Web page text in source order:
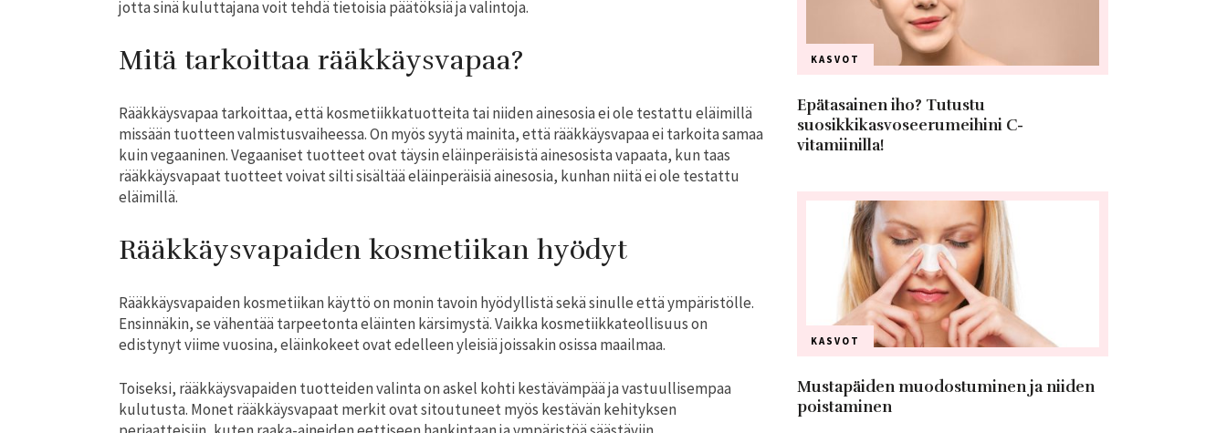
jotta sinä kuluttajana voit tehdä tietoisia päätöksiä ja valintoja.
Mitä tarkoittaa rääkkäysvapaa?
Rääkkäysvapaa tarkoittaa, että kosmetiikkatuotteita tai niiden ainesosia ei ole testattu eläimillä
missään tuotteen valmistusvaiheessa. On myös syytä mainita, että rääkkäysvapaa ei tarkoita samaa
kuin vegaaninen. Vegaaniset tuotteet ovat täysin eläinperäisistä ainesosista vapaata, kun taas
rääkkäysvapaat tuotteet voivat silti sisältää eläinperäisiä ainesosia, kunhan niitä ei ole testattu
eläimillä.
Rääkkäysvapaiden kosmetiikan hyödyt
Rääkkäysvapaiden kosmetiikan käyttö on monin tavoin hyödyllistä sekä sinulle että ympäristölle.
Ensinnäkin, se vähentää tarpeetonta eläinten kärsimystä. Vaikka kosmetiikkateollisuus on
edistynyt viime vuosina, eläinkokeet ovat edelleen yleisiä joissakin osissa maailmaa.
Toiseksi, rääkkäysvapaiden tuotteiden valinta on askel kohti kestävämpää ja vastuullisempaa
kulutusta. Monet rääkkäysvapaat merkit ovat sitoutuneet myös kestävän kehityksen
KASVOT
Epätasainen iho? Tutustu
suosikkikasvoseerumeihini C-
vitamiinilla!
KASVOT
Mustapäiden muodostuminen ja niiden
poistaminen